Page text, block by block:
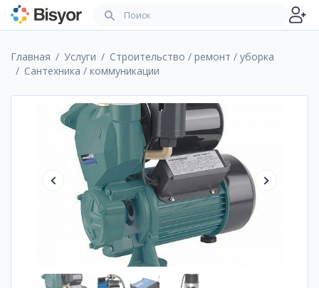
Главная Услуги
Строительство / ремонт / уборка
Сантехника / коммуникации